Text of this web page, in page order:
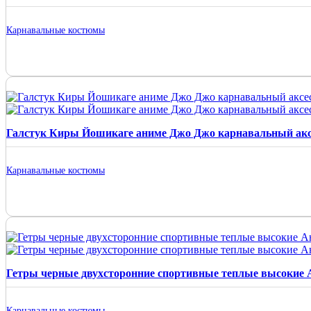
Карнавальные костюмы
Галстук Киры Йошикаге аниме Джо Джо карнавальный
Карнавальные костюмы
Гетры черные двухсторонние спортивные теплые высокие